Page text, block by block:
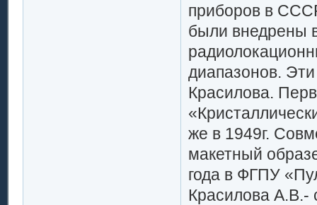
приборов в
были внедрены
диапазонов.
Красилова.
же в 1949г.
макетный
года в ФГПУ
Красилова А.В.-